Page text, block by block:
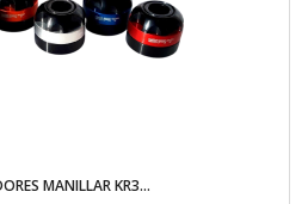
MANILLAR KR3...